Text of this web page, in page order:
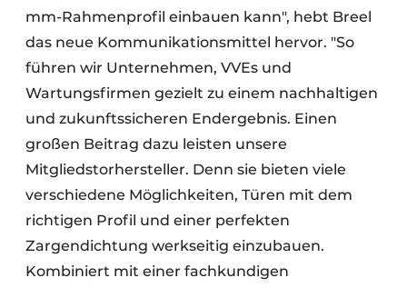
mm-Rahmenprofil einbauen kann", hebt Breel
das neue Kommunikationsmittel hervor. "So
führen wir Unternehmen, VVEs und
Wartungsfirmen gezielt zu einem nachhaltigen
und zukunftssicheren Endergebnis. Einen
großen Beitrag dazu leisten unsere
Mitgliedstorhersteller. Denn sie bieten viele
verschiedene Möglichkeiten, Türen mit dem
richtigen Profil und einer perfekten
Zargendichtung werkseitig einzubauen.
Kombiniert mit einer fachkundigen